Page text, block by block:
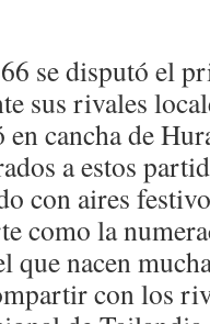
se disputó el
sus rivales
cancha de
a estos
con aires
como la
que nacen
con los